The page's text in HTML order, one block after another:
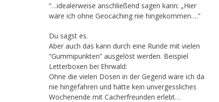
“…idealerweise anschließend sagen kann: „Hier
wäre ich ohne Geocaching nie hingekommen….”
Du sagst es.
Aber auch das kann durch eine Runde mit vielen
“Gummipunkten” ausgelöst werden. Beispiel
Letterboxen bei Ehrwald:
Ohne die vielen Dosen in der Gegend wäre ich da
nie hingefahren und hätte kein unvergessliches
Wochenende mit Cacherfreunden erlebt…